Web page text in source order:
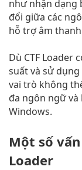
như nhận dạng
đổi giữa các
hỗ trợ âm
Dù CTF Loader
suất và sử
vai trò không
đa ngôn ngữ
Windows.
Một số
Loader